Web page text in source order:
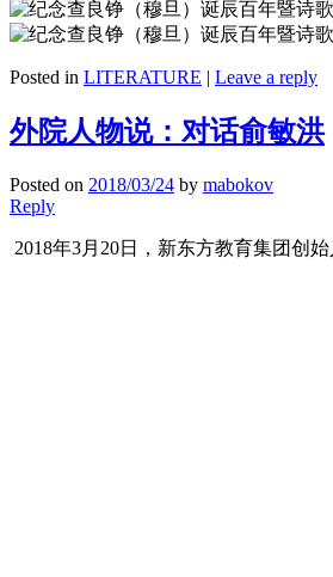
Posted in LITERATURE | Leave a reply
外院人物说：对话俞敏洪
Posted on 2018/03/24 by mabokov
Reply
2018年3月 20日，新东方教育集团创